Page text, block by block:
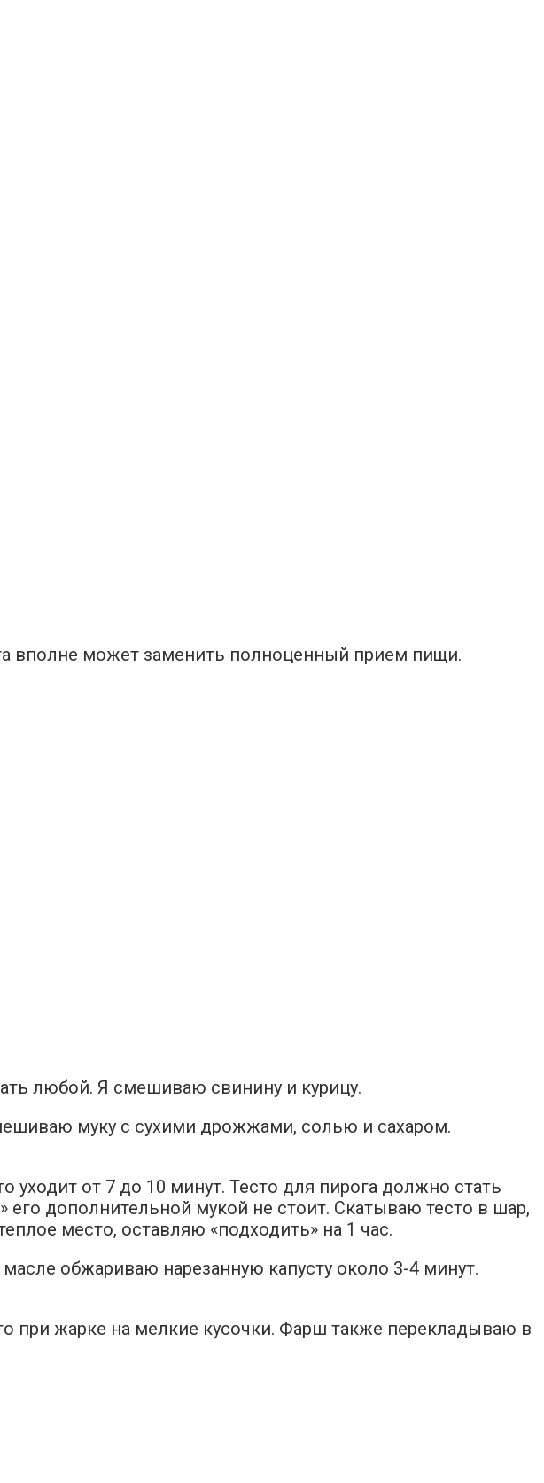
вполне может заменить полноценный прием пищи.
любой. Я смешиваю свинину и курицу.
муку с сухими дрожжами, солью и сахаром.
от 7 до 10 минут. Тесто для пирога должно стать
дополнительной мукой не стоит. Скатываю тесто в шар,
место, оставляю «подходить» на 1 час.
обжариваю нарезанную капусту около 3-4 минут.
при жарке на мелкие кусочки. Фарш также перекладываю в